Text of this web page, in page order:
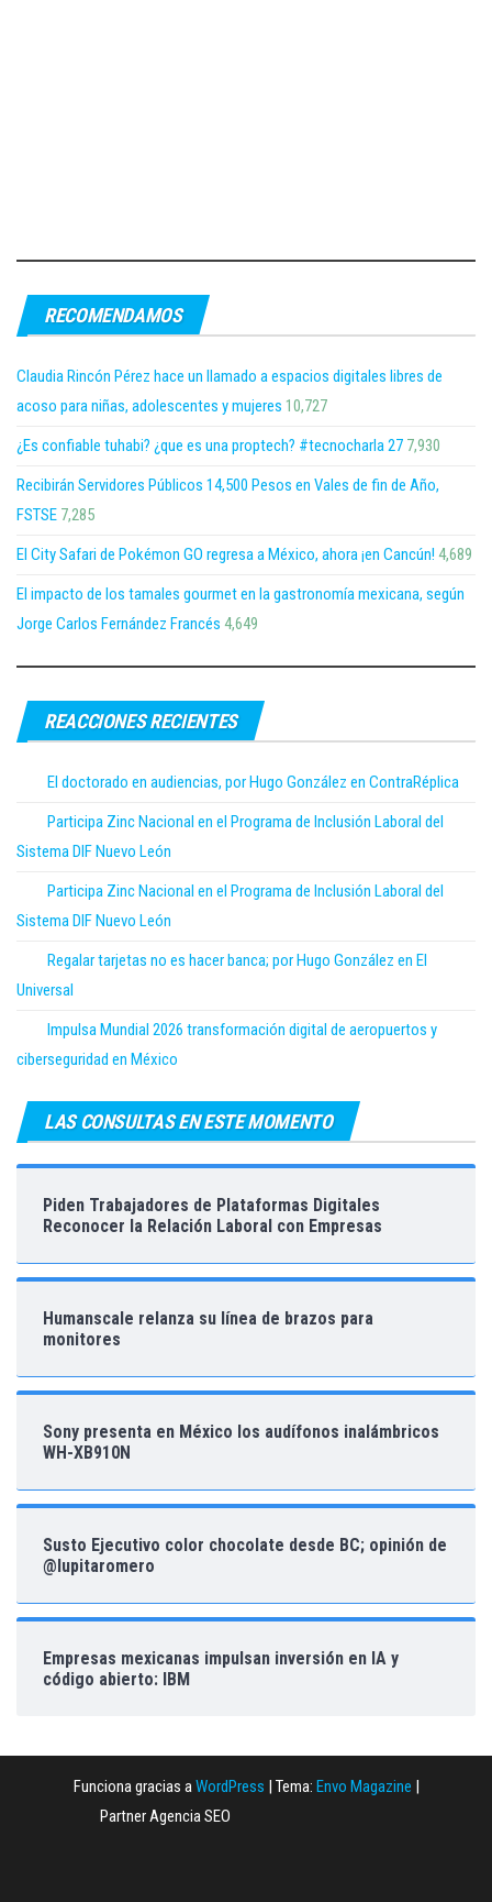
RECOMENDAMOS
Claudia Rincón Pérez hace un llamado a espacios digitales libres de
acoso para niñas, adolescentes y mujeres 10,727
¿Es confiable tuhabi? ¿que es una proptech? #tecnocharla 27 7,930
Recibirán Servidores Públicos 14,500 Pesos en Vales de fin de Año,
FSTSE 7,285
El City Safari de Pokémon GO regresa a México, ahora ¡en Cancún! 4,689
El impacto de los tamales gourmet en la gastronomía mexicana, según
Jorge Carlos Fernández Francés 4,649
REACCIONES RECIENTES
El doctorado en audiencias, por Hugo González en ContraRéplica
Participa Zinc Nacional en el Programa de Inclusión Laboral del
Sistema DIF Nuevo León
Participa Zinc Nacional en el Programa de Inclusión Laboral del
Sistema DIF Nuevo León
Regalar tarjetas no es hacer banca; por Hugo González en El
Universal
Impulsa Mundial 2026 transformación digital de aeropuertos y
ciberseguridad en México
LAS CONSULTAS EN ESTE MOMENTO
Piden Trabajadores de Plataformas Digitales
Reconocer la Relación Laboral con Empresas
Humanscale relanza su línea de brazos para
monitores
Sony presenta en México los audífonos inalámbricos
WH-XB910N
Susto Ejecutivo color chocolate desde BC; opinión de
@lupitaromero
Empresas mexicanas impulsan inversión en IA y
código abierto: IBM
Funciona gracias aWordPress Tema: Envo Magazine
Partner Agencia SEO